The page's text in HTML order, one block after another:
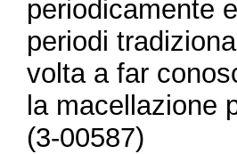
periodicamente
periodi
volta a far
la macellazione
(3-00587)